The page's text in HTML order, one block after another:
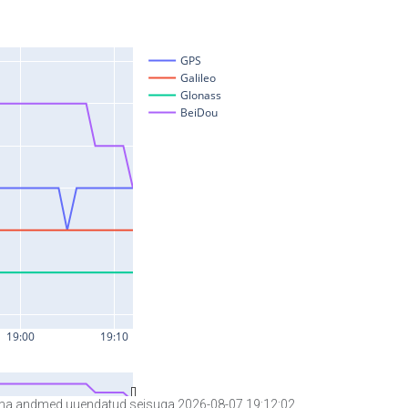
andmed uuendatud seisuga 2026-08-07 19:12:02